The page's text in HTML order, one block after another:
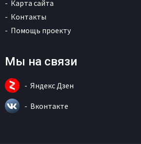
Карта сайта
Контакты
Помощь проекту
Мы на связи
Яндекс Дзен
Вконтакте